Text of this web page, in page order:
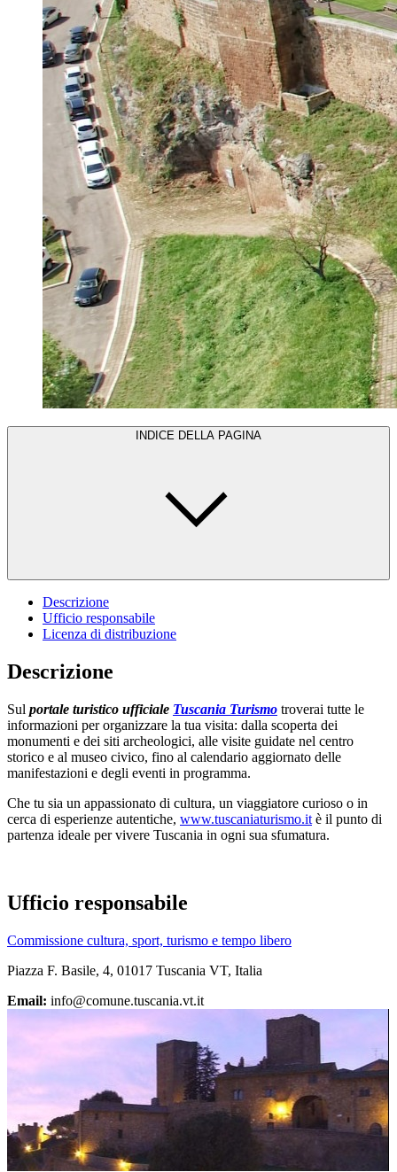
INDICE DELLA PAGINA
Descrizione
Ufficio responsabile
Licenza di distribuzione
Descrizione
Sul portale turistico ufficiale Tuscania Turismo troverai tutte le
informazioni per organizzare la tua visita: dalla scoperta dei
monumenti e dei siti archeologici, alle visite guidate nel centro
storico e al museo civico, fino al calendario aggiornato delle
manifestazioni e degli eventi in programma.
Che tu sia un appassionato di cultura, un viaggiatore curioso o in
cerca di esperienze autentiche, www.tuscaniaturismo.it è il punto di
partenza ideale per vivere Tuscania in ogni sua sfumatura.
Ufficio responsabile
Commissione cultura, sport, turismo e tempo libero
Piazza F. Basile, 4, 01017 Tuscania VT, Italia
Email: info@comune.tuscania.vt.it